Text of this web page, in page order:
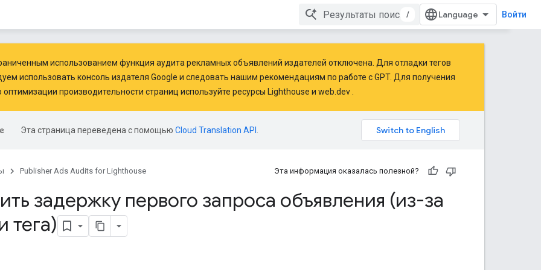
/ Войти
использованием функция аудита рекламных объявлений издателей отключена. Для отладки тегов
использовать консоль издателя Google и следовать нашим рекомендациям по работе с GPT. Для получения
оптимизации производительности страниц используйте ресурсы Lighthouse и web.dev
Эта страница переведена с помощью Cloud Translation API
Publisher Ads Audits for Lighthouse Эта информация оказалась полезной?
задержку первого запроса объявления (из-за
тега)